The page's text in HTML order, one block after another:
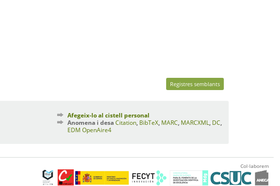
Registres semblants
Afegeix-lo al cistell personal
Anomena i desaCitation BibTeX MARC MARCXML DC
EDM OpenAire4
Col·laborem